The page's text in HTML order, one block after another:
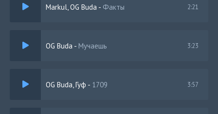
Markul, OG Buda - Факты 2:21
OG Buda - Мучаешь 3:23
OG Buda, Гуф - 1709 3:57